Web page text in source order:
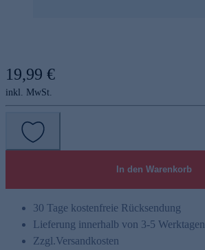
19,99 €
inkl. MwSt.
In den Warenkorb
30 Tage kostenfreie Rücksendung
Lieferung innerhalb von 3-5 Werktagen
Zzgl.Versandkosten